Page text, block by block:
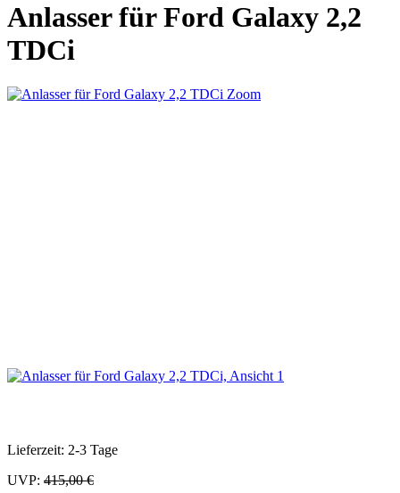
Anlasser für Ford Galaxy 2,2
TDCi
Zoom
Lieferzeit: 2-3 Tage
UVP: 415,00 €